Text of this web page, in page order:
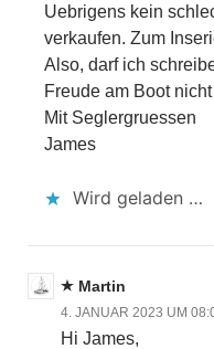
Uebrigens kein
verkaufen. Zum
Also, darf ich
Freude am Boot
Mit Seglergruessen
James
Wird geladen …
Martin
4. JANUAR 2023 UM
Hi James,